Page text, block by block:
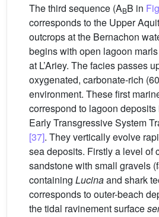
The third sequence (ABB in
corresponds to the Upper
outcrops at the Bernachon
begins with open lagoon
at L’Ariey. The facies passes
oxygenated, carbonate-rich
environment. These first
correspond to lagoon
Early Transgressive System
[37]. They vertically evolve
sea deposits. Firstly a level of
sandstone with small gravels
containing Lucinaand shark
corresponds to outer-beach
the tidal ravinement surface